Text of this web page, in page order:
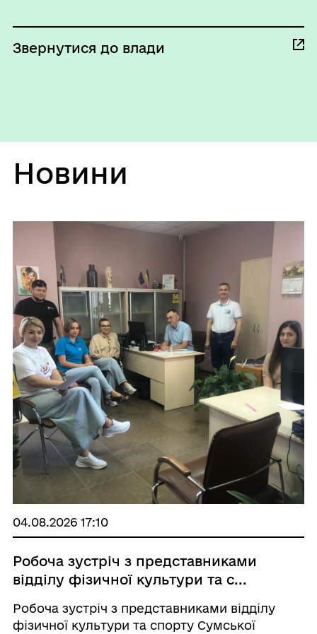
Звернутися до влади
Новини
04.08.2026 17:10
Робоча зустріч з представниками
відділу фізичної культури та с...
Робоча зустріч з представниками відділу
фізичної культури та спорту Сумської